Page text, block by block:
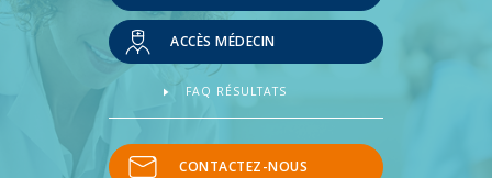
ACCÈS MÉDECIN
FAQ RÉSULTATS
CONTACTEZ-NOUS